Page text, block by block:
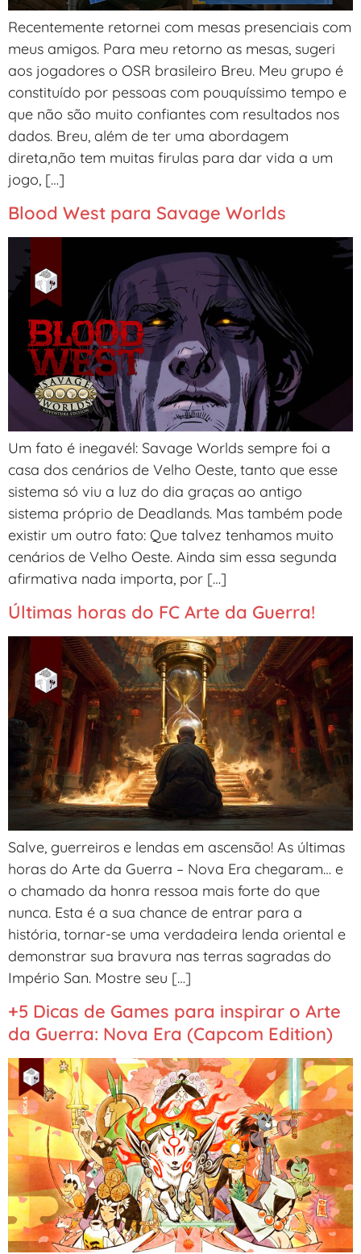
Recentemente retornei com mesas presenciais com
meus amigos. Para meu retorno as mesas, sugeri
aos jogadores o OSR brasileiro Breu. Meu grupo é
constituído por pessoas com pouquíssimo tempo e
que não são muito confiantes com resultados nos
dados. Breu, além de ter uma abordagem
direta,não tem muitas firulas para dar vida a um
jogo, […]
Blood West para Savage Worlds
Um fato é inegavél: Savage Worlds sempre foi a
casa dos cenários de Velho Oeste, tanto que esse
sistema só viu a luz do dia graças ao antigo
sistema próprio de Deadlands. Mas também pode
existir um outro fato: Que talvez tenhamos muito
cenários de Velho Oeste. Ainda sim essa segunda
afirmativa nada importa, por […]
Últimas horas do FC Arte da Guerra!
Salve, guerreiros e lendas em ascensão! As últimas
horas do Arte da Guerra – Nova Era chegaram… e
o chamado da honra ressoa mais forte do que
nunca. Esta é a sua chance de entrar para a
história, tornar-se uma verdadeira lenda oriental e
demonstrar sua bravura nas terras sagradas do
Império San. Mostre seu […]
+5 Dicas de Games para inspirar o Arte
da Guerra: Nova Era (Capcom Edition)